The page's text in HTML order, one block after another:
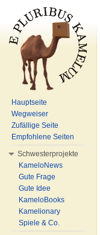
Hauptseite
Wegweiser
Zufällige Seite
Empfohlene Seiten
Schwesterprojekte
KameloNews
Gute Frage
Gute Idee
KameloBooks
Kamelionary
Spiele & Co.